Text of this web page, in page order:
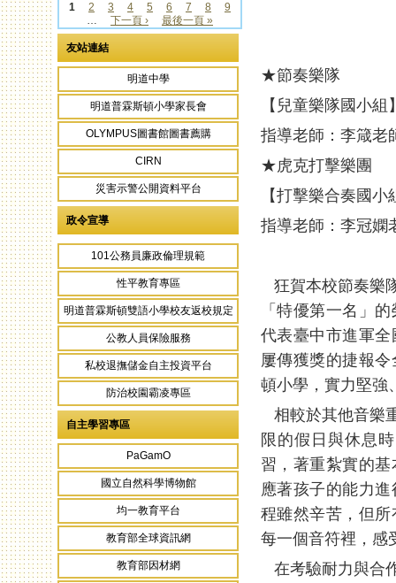
頁面
1 2 3 4 5 6 7 8
9
…
下一頁 › 最後一頁 »
友站連結
明道中學
明道普霖斯頓小學家長會
OLYMPUS圖書館圖書薦購
CIRN
災害示警公開資料平台
政令宣導
101公務員廉政倫理規範
性平教育專區
明道普霖斯頓雙語小學校友返校規定
公教人員保險服務
私校退撫儲金自主投資平台
防治校園霸凌專區
自主學習專區
PaGamO
國立自然科學博物館
均一教育平台
教育部全球資訊網
教育部因材網
★節奏樂隊
【兒童樂隊國小
指導老師：李箴老
★虎克打擊樂團
【打擊樂合奏國
指導老師：李冠嫻
狂賀本校節奏樂
「特優第一名」
代表臺中市進軍
屢傳獲獎的捷報
頓小學，實力堅強
相較於其他音樂
限的假日與休息
習，著重紮實的
應著孩子的能力
程雖然辛苦，但
每一個音符裡，感
在考驗耐力與合